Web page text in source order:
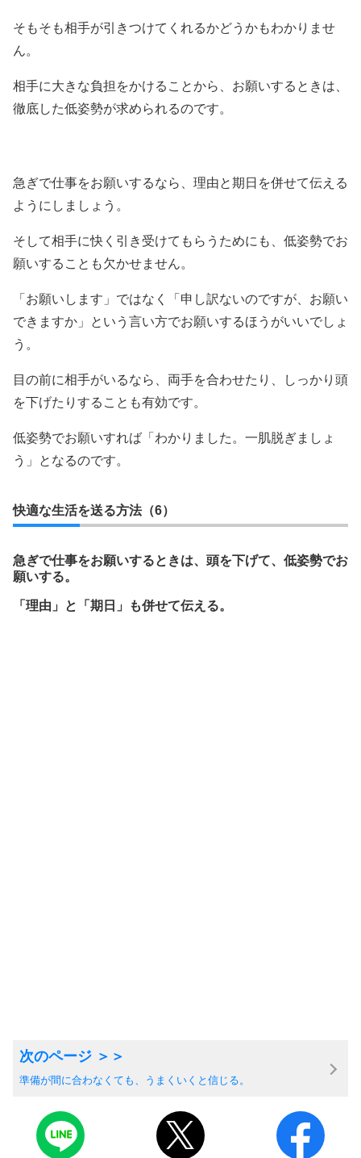
そもそも相手が引きつけてくれるかどうかもわかりませ
ん。
相手に大きな負担をかけることから、お願いするときは、
徹底した低姿勢が求められるのです。
急ぎで仕事をお願いするなら、理由と期日を併せて伝える
ようにしましょう。
そして相手に快く引き受けてもらうためにも、低姿勢でお
願いすることも欠かせません。
「お願いします」ではなく「申し訳ないのですが、お願い
できますか」という言い方でお願いするほうがいいでしょ
う。
目の前に相手がいるなら、両手を合わせたり、しっかり頭
を下げたりすることも有効です。
低姿勢でお願いすれば「わかりました。一肌脱ぎましょ
う」となるのです。
快適な生活を送る方法（6）
急ぎで仕事をお願いするときは、頭を下げて、低姿勢でお
願いする。
「理由」と「期日」も併せて伝える。
準備が間に合わなくても、うまくいくと信じる。